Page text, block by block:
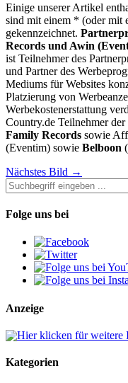
Einige unserer Artikel
sind mit einem * (oder mit
gekennzeichnet.
Records und Awin
ist Teilnehmer des
und Partner des
Mediums für Websites
Platzierung von
Werbekostenerstattung
Country.de Teilnehmer
Family Records sowie
(Eventim) sowie Belboon
Nächstes Bild →
Suchen
Folge uns bei
Anzeige
Kategorien